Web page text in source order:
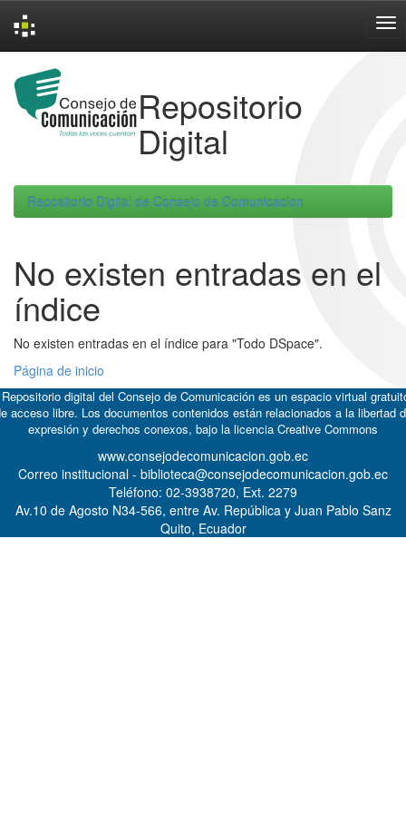
navigation
Repositorio
Digital
Repositorio Digital de Consejo de Comunicacion
No existen entradas en el
índice
No existen entradas en el índice para "Todo DSpace".
Página de inicio
digital del Consejo de Comunicación es un espacio virtual
acceso libre. Los documentos contenidos están relacionados a la libertad
expresión y derechos conexos, bajo la licencia Creative Commons
www.consejodecomunicacion.gob.ec
Correo institucional - biblioteca@consejodecomunicacion.gob.ec
Teléfono: 02-3938720, Ext. 2279
Av.10 de Agosto N34-566, entre Av. República y Juan Pablo Sanz
Quito, Ecuador